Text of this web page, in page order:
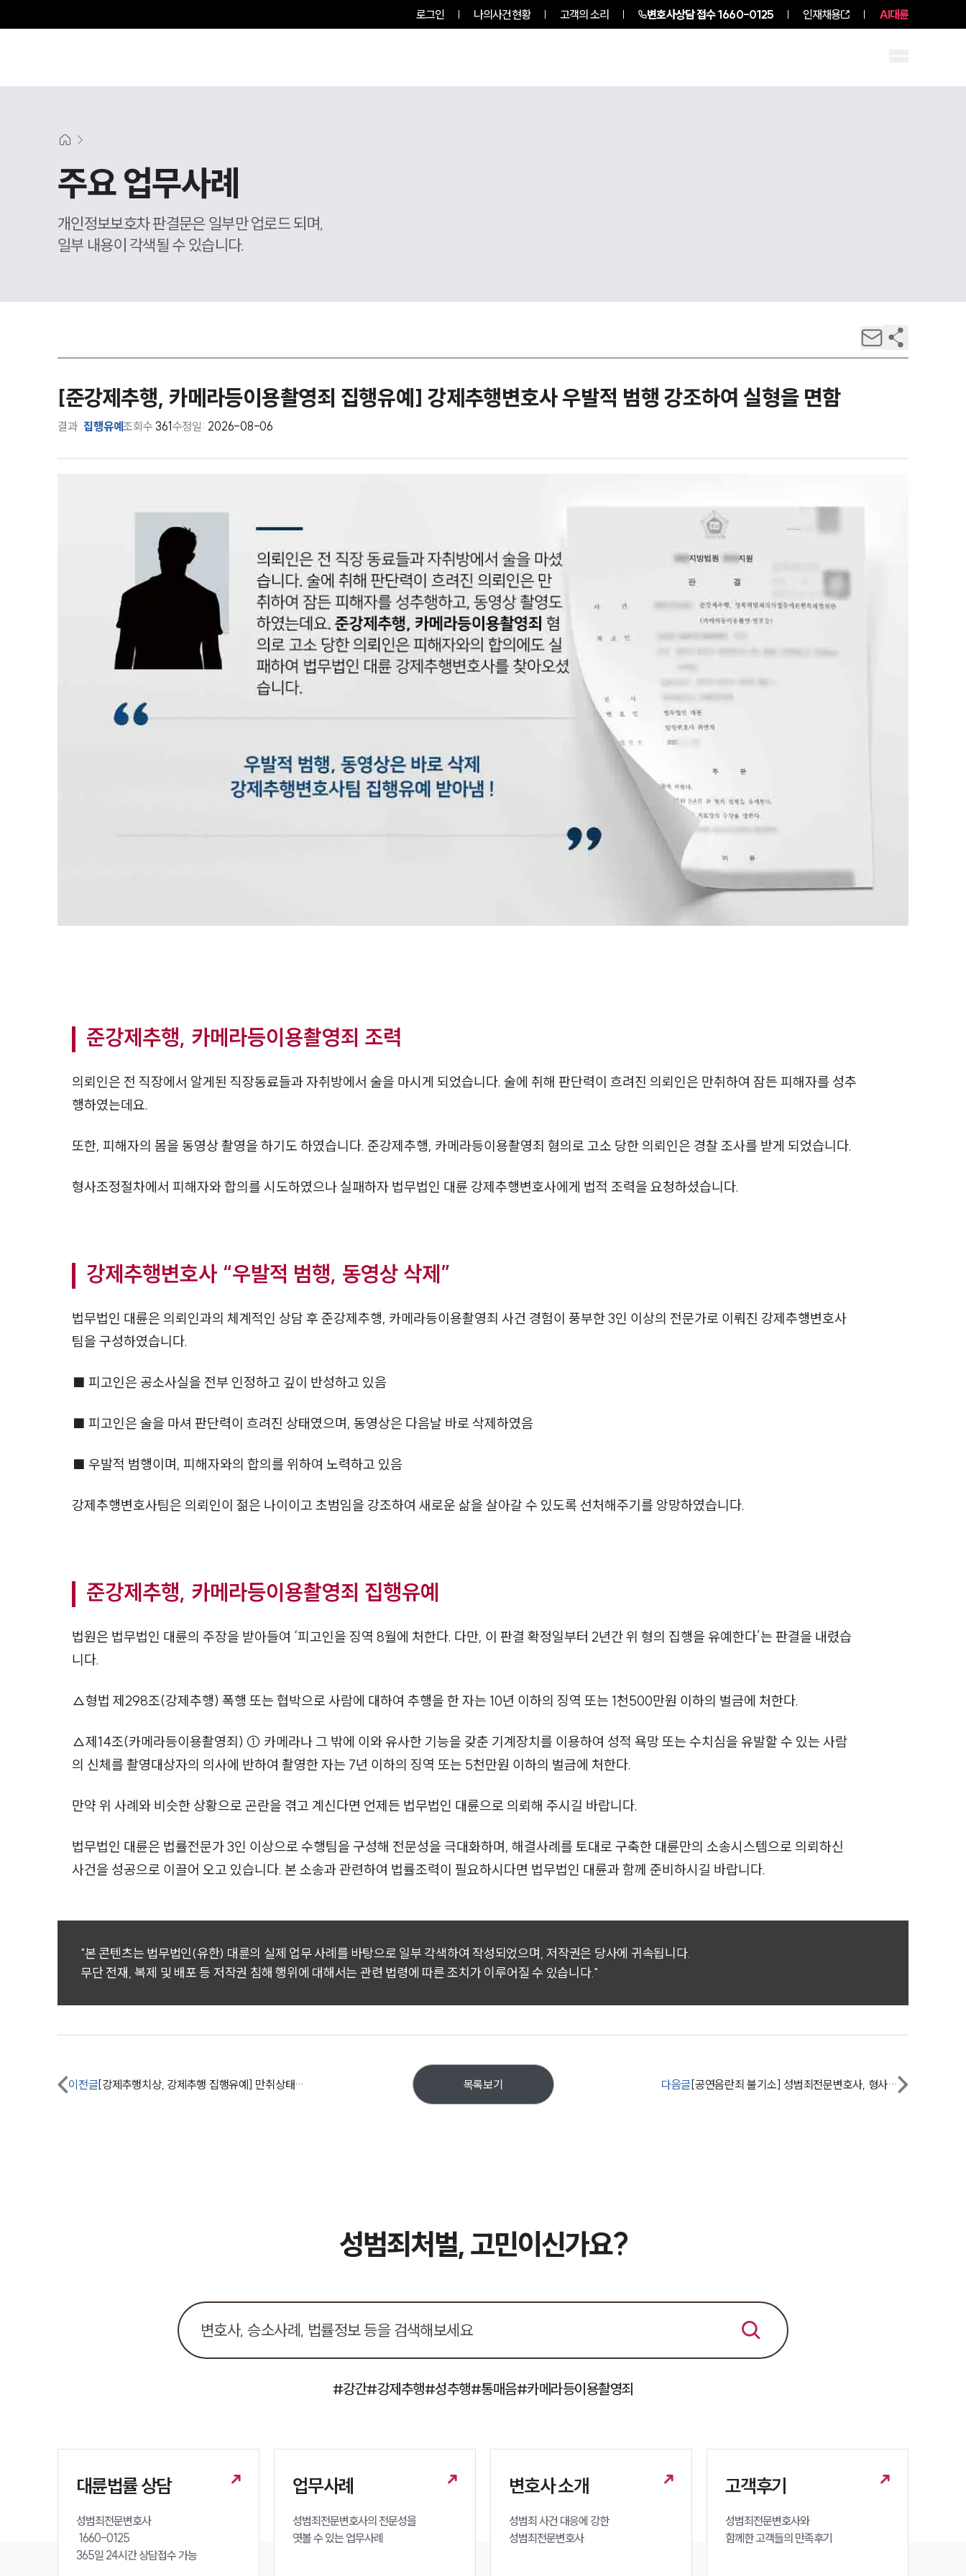
로그인 나의사건현황 고객의 소리 변호사상담 접수1660-0125 인재채용 AI대륜
팀소개
AI대륜
성범죄전문변호사
법률 블로그
법률서식
주요 업무사례
개인정보보호차 판결문은 일부만 업로드 되며,
일부 내용이 각색될 수 있습니다.
[준강제추행, 카메라등이용촬영죄 집행유예] 강제추행변호사 우발적 범행 강조하여 실형을 면함
결과 집행유예조회수 361수정일: 2026-08-06
준강제추행, 카메라등이용촬영죄 조력
의뢰인은 전 직장에서 알게된 직장동료들과 자취방에서 술을 마시게 되었습니다. 술에 취해 판단력이 흐려진 의뢰인은 만취하여 잠든 피해자를 성추
행하였는데요.
또한, 피해자의 몸을 동영상 촬영을 하기도 하였습니다. 준강제추행, 카메라등이용촬영죄 혐의로 고소 당한 의뢰인은 경찰 조사를 받게 되었습니다.
형사조정절차에서 피해자와 합의를 시도하였으나 실패하자 법무법인 대륜 강제추행변호사에게 법적 조력을 요청하셨습니다.
강제추행변호사 “우발적 범행, 동영상 삭제”
법무법인 대륜은 의뢰인과의 체계적인 상담 후 준강제추행, 카메라등이용촬영죄 사건 경험이 풍부한 3인 이상의 전문가로 이뤄진 강제추행변호사
팀을 구성하였습니다.
■ 피고인은 공소사실을 전부 인정하고 깊이 반성하고 있음
■ 피고인은 술을 마셔 판단력이 흐려진 상태였으며, 동영상은 다음날 바로 삭제하였음
■ 우발적 범행이며, 피해자와의 합의를 위하여 노력하고 있음
강제추행변호사팀은 의뢰인이 젊은 나이이고 초범임을 강조하여 새로운 삶을 살아갈 수 있도록 선처해주기를 앙망하였습니다.
준강제추행, 카메라등이용촬영죄 집행유예
법원은 법무법인 대륜의 주장을 받아들여 ‘피고인을 징역 8월에 처한다. 다만, 이 판결 확정일부터 2년간 위 형의 집행을 유예한다’는 판결을 내렸습
니다.
△형법 제298조(강제추행) 폭행 또는 협박으로 사람에 대하여 추행을 한 자는 10년 이하의 징역 또는 1천500만원 이하의 벌금에 처한다.
△제14조(카메라등이용촬영죄) ① 카메라나 그 밖에 이와 유사한 기능을 갖춘 기계장치를 이용하여 성적 욕망 또는 수치심을 유발할 수 있는 사람
의 신체를 촬영대상자의 의사에 반하여 촬영한 자는 7년 이하의 징역 또는 5천만원 이하의 벌금에 처한다.
만약 위 사례와 비슷한 상황으로 곤란을 겪고 계신다면 언제든 법무법인 대륜으로 의뢰해 주시길 바랍니다.
법무법인 대륜은 법률전문가 3인 이상으로 수행팀을 구성해 전문성을 극대화하며, 해결사례를 토대로 구축한 대륜만의 소송시스템으로 의뢰하신
사건을 성공으로 이끌어 오고 있습니다. 본 소송과 관련하여 법률조력이 필요하시다면 법무법인 대륜과 함께 준비하시길 바랍니다.
"본 콘텐츠는 법무법인(유한) 대륜의 실제 업무 사례를 바탕으로 일부 각색하여 작성되었으며, 저작권은 당사에 귀속됩니다.
무단 전재, 복제 및 배포 등 저작권 침해 행위에 대해서는 관련 법령에 따른 조치가 이루어질 수 있습니다."
이전글 [강제추행치상, 강제추행 집행유예] 만취상태 성추행하여 심신미약 주장, 집행유예로 실형을 면함 목록보기 다음글 [공연음란죄 불기소] 성범죄전문변호사, 형사처벌 위기 의뢰인의 상황·환경 강조하여 기소유예
성범죄처벌, 고민이신가요?
#강간#강제추행#성추행#통매음#카메라등이용촬영죄
대륜법률 상담
성범죄전문변호사
365일 24시간 상담접수 가능
업무사례
성범죄전문변호사의 전문성을
엿볼 수 있는 업무사례
변호사 소개
성범죄 사건 대응에 강한
성범죄전문변호사
고객후기
성범죄전문변호사와
함께한 고객들의 만족후기